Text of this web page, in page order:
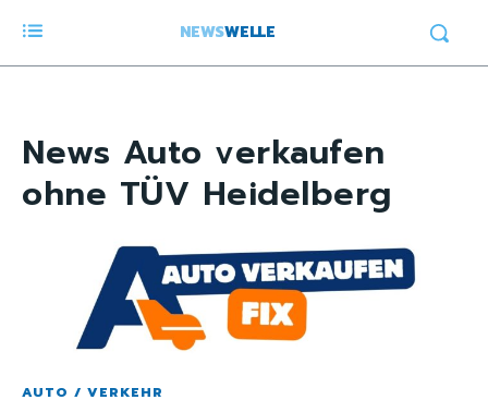
NEWSWELLE
News Auto verkaufen
ohne TÜV Heidelberg
AUTO / VERKEHR